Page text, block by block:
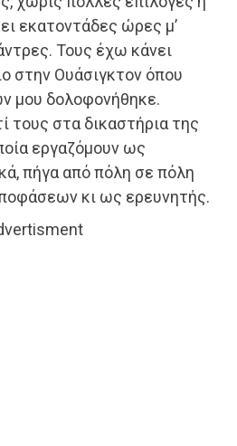
εκατοντάδες ώρες μ’
Τους έχω κάνει
στην Ουάσιγκτον όπου
μου δολοφονήθηκε.
τους στα δικαστήρια της
εργαζόμουν ως
πήγα από πόλη σε πόλη
κι ως ερευνητής.